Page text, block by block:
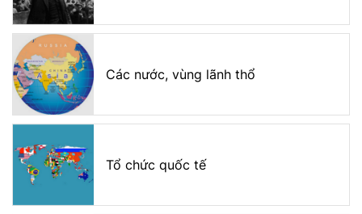
Các nước, vùng lãnh thổ
Tổ chức quốc tế